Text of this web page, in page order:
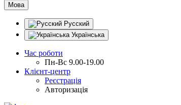
Мова
Русский
Українська
Час роботи
Пн-Вс 9.00-19.00
Клієнт-центр
Реєстрація
Авторизація